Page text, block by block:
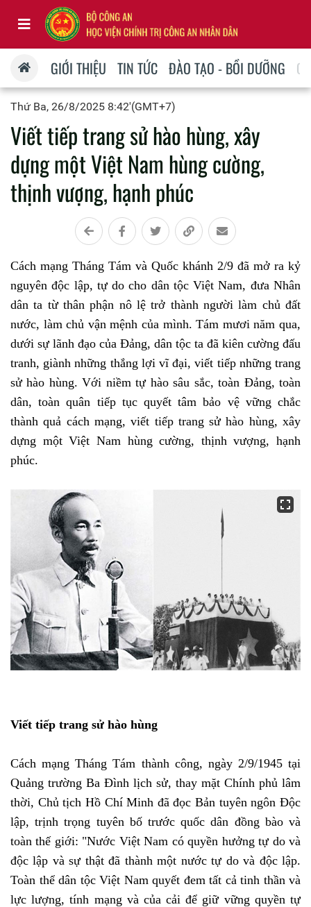
GIỚI THIỆU TIN TỨC ĐÀO TẠO - BỒI DƯỠNG
Thứ Ba, 26/8/2025 8:42'(GMT+7)
Viết tiếp trang sử hào hùng, xây
dựng một Việt Nam hùng cường,
thịnh vượng, hạnh phúc
Cách mạng Tháng Tám và Quốc khánh 2/9 đã mở ra kỷ
nguyên độc lập, tự do cho dân tộc Việt Nam, đưa Nhân
dân ta từ thân phận nô lệ trở thành người làm chủ đất
nước, làm chủ vận mệnh của mình. Tám mươi năm qua,
dưới sự lãnh đạo của Đảng, dân tộc ta đã kiên cường đấu
tranh, giành những thắng lợi vĩ đại, viết tiếp những trang
sử hào hùng. Với niềm tự hào sâu sắc, toàn Đảng, toàn
dân, toàn quân tiếp tục quyết tâm bảo vệ vững chắc
thành quả cách mạng, viết tiếp trang sử hào hùng, xây
dựng một Việt Nam hùng cường, thịnh vượng, hạnh
phúc.
Viết tiếp trang sử hào hùng
Cách mạng Tháng Tám thành công, ngày 2/9/1945 tại
Quảng trường Ba Đình lịch sử, thay mặt Chính phủ lâm
thời, Chủ tịch Hồ Chí Minh đã đọc Bản tuyên ngôn Độc
lập, trịnh trọng tuyên bố trước quốc dân đồng bào và
toàn thế giới: "Nước Việt Nam có quyền hưởng tự do và
độc lập và sự thật đã thành một nước tự do và độc lập.
Toàn thể dân tộc Việt Nam quyết đem tất cả tinh thần và
lực lượng, tính mạng và của cải để giữ vững quyền tự